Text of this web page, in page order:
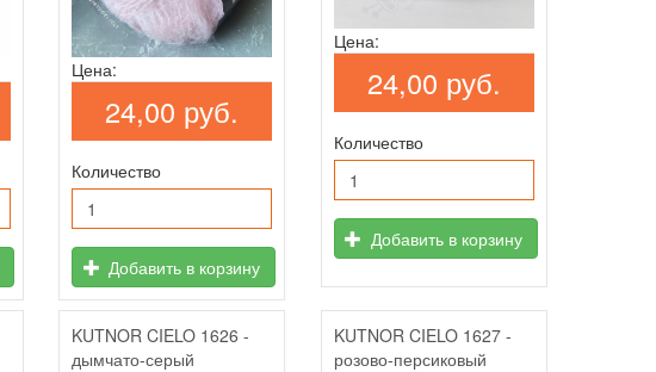
Цена:
24,00 руб.
Количество
Добавить в корзину
Цена:
24,00 руб.
Количество
Добавить в корзину
KUTNOR CIELO 1626 -
дымчато-серый
KUTNOR CIELO 1627 -
розово-персиковый